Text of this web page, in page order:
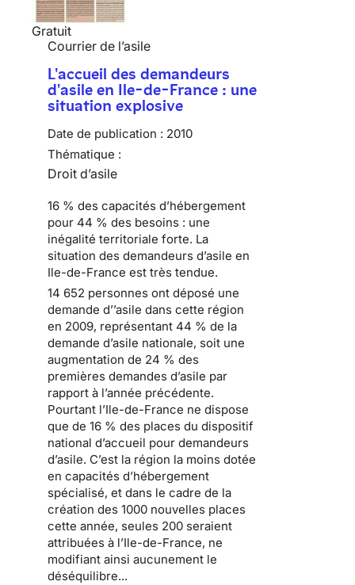
Gratuit
Courrier de l’asile
L'accueil des demandeurs
d'asile en Ile-de-France : une
situation explosive
Date de publication : 2010
Thématique :
Droit d’asile
16 % des capacités d’hébergement
pour 44 % des besoins : une
inégalité territoriale forte. La
situation des demandeurs d’asile en
Ile-de-France est très tendue.
14 652 personnes ont déposé une
demande d’’asile dans cette région
en 2009, représentant 44 % de la
demande d’asile nationale, soit une
augmentation de 24 % des
premières demandes d’asile par
rapport à l’année précédente.
Pourtant l’Ile-de-France ne dispose
que de 16 % des places du dispositif
national d’accueil pour demandeurs
d’asile. C’est la région la moins dotée
en capacités d’hébergement
spécialisé, et dans le cadre de la
création des 1000 nouvelles places
cette année, seules 200 seraient
attribuées à l’Ile-de-France, ne
modifiant ainsi aucunement le
déséquilibre...